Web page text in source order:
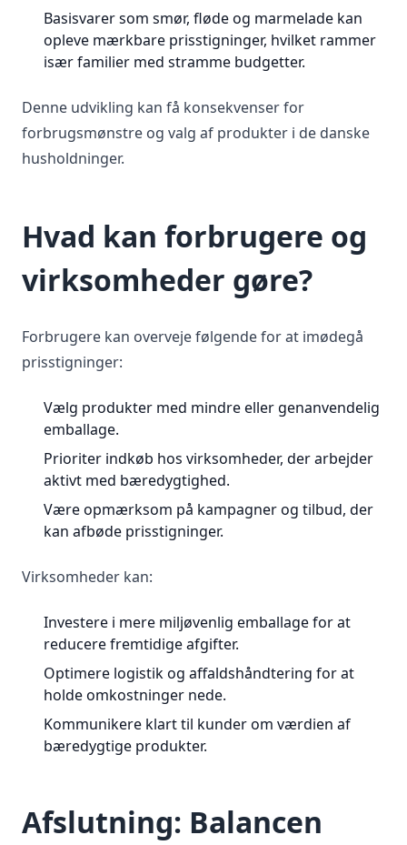
Basisvarer som smør, fløde og marmelade kan
opleve mærkbare prisstigninger, hvilket rammer
især familier med stramme budgetter.
Denne udvikling kan få konsekvenser for
forbrugsmønstre og valg af produkter i de danske
husholdninger.
Hvad kan forbrugere og
virksomheder gøre?
Forbrugere kan overveje følgende for at imødegå
prisstigninger:
Vælg produkter med mindre eller genanvendelig
emballage.
Prioriter indkøb hos virksomheder, der arbejder
aktivt med bæredygtighed.
Være opmærksom på kampagner og tilbud, der
kan afbøde prisstigninger.
Virksomheder kan:
Investere i mere miljøvenlig emballage for at
reducere fremtidige afgifter.
Optimere logistik og affaldshåndtering for at
holde omkostninger nede.
Kommunikere klart til kunder om værdien af
bæredygtige produkter.
Afslutning: Balancen